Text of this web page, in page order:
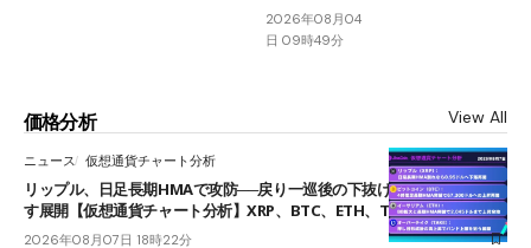
2026年08月04
日 09時49分
価格分析 View All
ニュース 仮想通貨チャート分析
リップル、日足長期HMAで攻防──戻り一巡後の下抜けで0.95ドルを試
す展開【仮想通貨チャート分析】XRP、BTC、ETH、TAKE
2026年08月07日 18時22分